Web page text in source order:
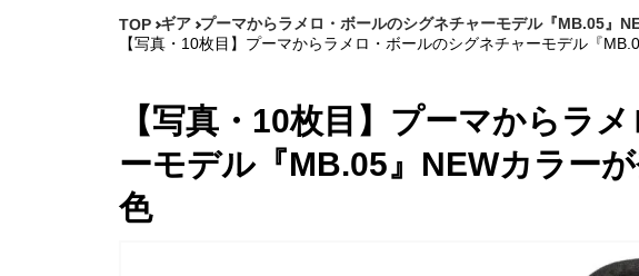
TOP ギア プーマからラメロ・ボールのシグネチャーモデル『MB.05』
【写真・10枚目】プーマからラメロ・ボールのシグネチャーモデル『
【写真・10枚目】プーマからラ
ーモデル『MB.05』NEWカラー
色